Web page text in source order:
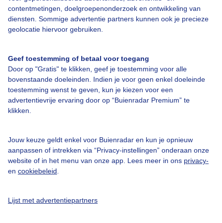
contentmetingen, doelgroepenonderzoek en ontwikkeling van
diensten. Sommige advertentie partners kunnen ook je precieze
geolocatie hiervoor gebruiken.
Geef toestemming of betaal voor toegang
Door op "Gratis" te klikken, geef je toestemming voor alle
bovenstaande doeleinden. Indien je voor geen enkel doeleinde
toestemming wenst te geven, kun je kiezen voor een
advertentievrije ervaring door op “Buienradar Premium” te
klikken.
Jouw keuze geldt enkel voor Buienradar en kun je opnieuw
aanpassen of intrekken via “Privacy-instellingen” onderaan onze
website of in het menu van onze app. Lees meer in ons privacy-
en cookiebeleid
Lijst met advertentiepartners
Bedrijfsgegevens
Contact
Toegankelijkheid
Gebruikersvoorwaarden
Adverteren
Privacy beleid
Cookie beleid